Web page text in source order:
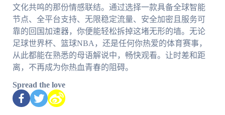
文化共鸣的那份情感联结。通过选择一款具备全球智能
节点、全平台支持、无限稳定流量、安全加密且服务可
靠的回国加速器，你便能轻松拆掉这堵无形的墙。无论
足球世界杯、篮球NBA，还是任何你热爱的体育赛事，
从此都能在熟悉的母语解说中，畅快观看。让时差和距
离，不再成为你热血青春的阻碍。
Spread the love